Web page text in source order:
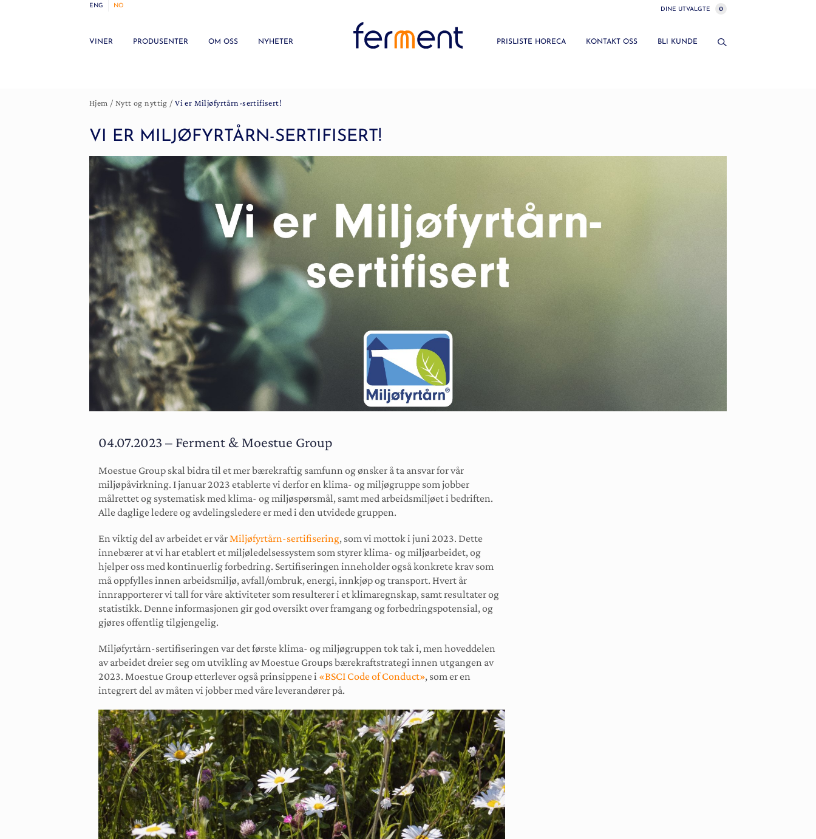
ENG NO
DINE UTVALGTE 0
VINER PRODUSENTER OM OSS NYHETER PRISLISTE HORECA KONTAKT OSS BLI KUNDE
Hjem / Nytt og nyttig /Vi er Miljøfyrtårn-sertifisert!
VI ER MILJØFYRTÅRN-SERTIFISERT!
04.07.2023 – Ferment & Moestue Group
Moestue Group skal bidra til et mer bærekraftig samfunn og ønsker å ta ansvar for vår
miljøpåvirkning. I januar 2023 etablerte vi derfor en klima- og miljøgruppe som jobber
målrettet og systematisk med klima- og miljøspørsmål, samt med arbeidsmiljøet i bedriften.
Alle daglige ledere og avdelingsledere er med i den utvidede gruppen.
En viktig del av arbeidet er vårMiljøfyrtårn-sertifisering, som vi mottok i juni 2023. Dette
innebærer at vi har etablert et miljøledelsessystem som styrer klima- og miljøarbeidet, og
hjelper oss med kontinuerlig forbedring. Sertifiseringen inneholder også konkrete krav som
må oppfylles innen arbeidsmiljø, avfall/ombruk, energi, innkjøp og transport. Hvert år
innrapporterer vi tall for våre aktiviteter som resulterer i et klimaregnskap, samt resultater og
statistikk. Denne informasjonen gir god oversikt over framgang og forbedringspotensial, og
gjøres offentlig tilgjengelig.
Miljøfyrtårn-sertifiseringen var det første klima- og miljøgruppen tok tak i, men hoveddelen
av arbeidet dreier seg om utvikling av Moestue Groups bærekraftstrategi innen utgangen av
2023. Moestue Group etterlever også prinsippene i «BSCI Code of Conduct», som er en
integrert del av måten vi jobber med våre leverandører på.